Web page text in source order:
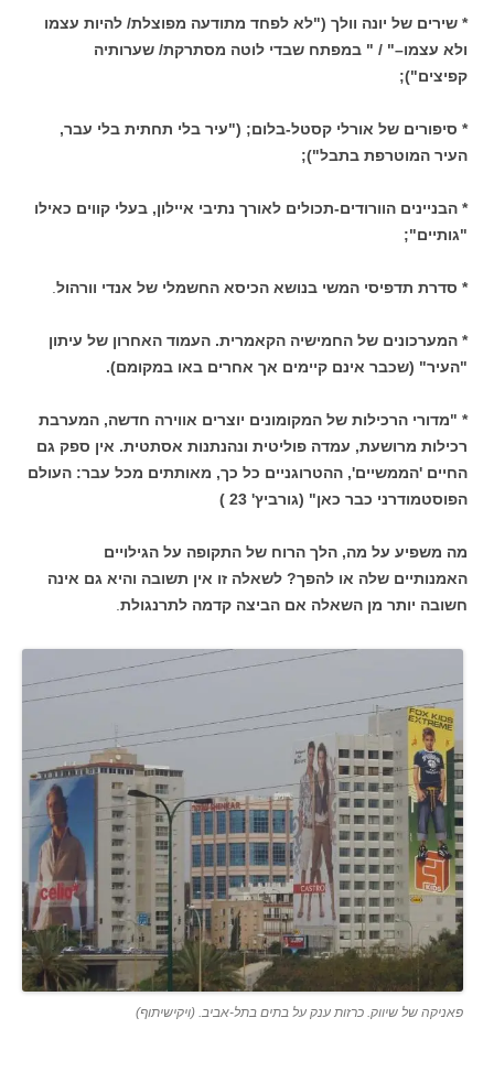
* שירים של יונה וולך ("לא לפחד מתודעה מפוצלת/ להיות עצמו
ולא עצמו–" / " במפתח שבדי לוטה מסתרקת/ שערותיה
קפיצים");
* סיפורים של אורלי קסטל-בלום; ("עיר בלי תחתית בלי עבר,
העיר המוטרפת בתבל");
* הבניינים הוורודים-תכולים לאורך נתיבי איילון, בעלי קווים כאילו
"גותיים";
* סדרת תדפיסי המשי בנושא הכיסא החשמלי של אנדי וורהול
* המערכונים של החמישיה הקאמרית. העמוד האחרון של עיתון
"העיר" (שכבר אינם קיימים אך אחרים באו במקומם).
* "מדורי הרכילות של המקומונים יוצרים אווירה חדשה, המערבת
רכילות מרושעת, עמדה פוליטית ונהנתנות אסתטית. אין ספק גם
החיים 'הממשיים', ההטרוגניים כל כך, מאותתים מכל עבר: העולם
הפוסטמודרני כבר כאן" (גורביץ' 23 )
מה משפיע על מה, הלך הרוח של התקופה על הגילויים
האמנותיים שלה או להפך? לשאלה זו אין תשובה והיא גם אינה
חשובה יותר מן השאלה אם הביצה קדמה לתרנגולת
פאניקה של שיווק. כרזות ענק על בתים בתל-אביב. (ויקישיתוף)